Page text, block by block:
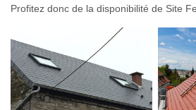
Profitez donc de la disponibilité de Site